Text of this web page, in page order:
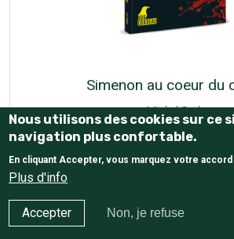
Simenon au coeur du
Michel Carly
20,00 €
Nous utilisons des cookies sur ce
navigation plus confortable.
En cliquant Accepter, vous marquez votre
Plus d'info
Accepter Non, je refuse